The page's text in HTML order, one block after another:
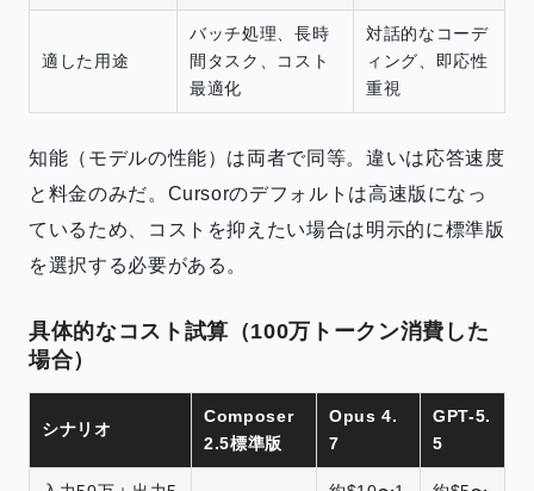
適した用途
バッチ処理、長時
間タスク、コスト
最適化
対話的なコーデ
ィング、即応性
重視
知能（モデルの性能）は両者で同等。違いは応答速度
と料金のみだ。Cursorのデフォルトは高速版になっ
ているため、コストを抑えたい場合は明示的に標準版
を選択する必要がある。
具体的なコスト試算（100万トークン消費した
場合）
シナリオ
Composer
2.5標準版
Opus 4.
7
GPT-5.
5